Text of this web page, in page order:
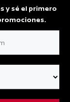
y sé el primero